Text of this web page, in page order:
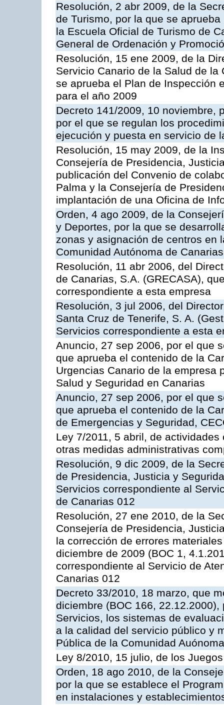
Resolución, 2 abr 2009, de la
de Turismo, por la que se
la Escuela Oficial de Turismo de
General de Ordenación y
Resolución, 15 ene 2009, de la
Servicio Canario de la Salud de
se aprueba el Plan de Inspección
para el año 2009
Decreto 141/2009, 10 noviembre,
por el que se regulan los
ejecución y puesta en servicio de
Resolución, 15 may 2009, de la
Consejería de Presidencia,
publicación del Convenio de
Palma y la Consejería de
implantación de una Oficina de
Orden, 4 ago 2009, de la
y Deportes, por la que se
zonas y asignación de centros en
Comunidad Autónoma de Canarias
Resolución, 11 abr 2006, del
de Canarias, S.A. (GRECASA),
correspondiente a esta empresa
Resolución, 3 jul 2006, del
Santa Cruz de Tenerife, S. A.
Servicios correspondiente a esta
Anuncio, 27 sep 2006, por el que
que aprueba el contenido de la
Urgencias Canario de la empresa
Salud y Seguridad en Canarias
Anuncio, 27 sep 2006, por el que
que aprueba el contenido de la
de Emergencias y Seguridad,
Ley 7/2011, 5 abril, de
otras medidas administrativas
Resolución, 9 dic 2009, de la
de Presidencia, Justicia y
Servicios correspondiente al
de Canarias 012
Resolución, 27 ene 2010, de la
Consejería de Presidencia,
la corrección de errores
diciembre de 2009 (BOC 1,
correspondiente al Servicio de
Canarias 012
Decreto 33/2010, 18 marzo, que
diciembre (BOC 166,
Servicios, los sistemas de
a la calidad del servicio público y
Pública de la Comunidad
Ley 8/2010, 15 julio, de los
Orden, 18 ago 2010, de la
por la que se establece el
en instalaciones y